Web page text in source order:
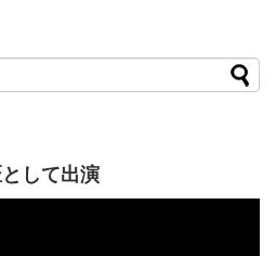
して出演